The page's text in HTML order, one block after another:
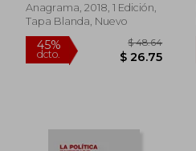
Anagrama, 2018, 1 Edición,
Tapa Blanda, Nuevo